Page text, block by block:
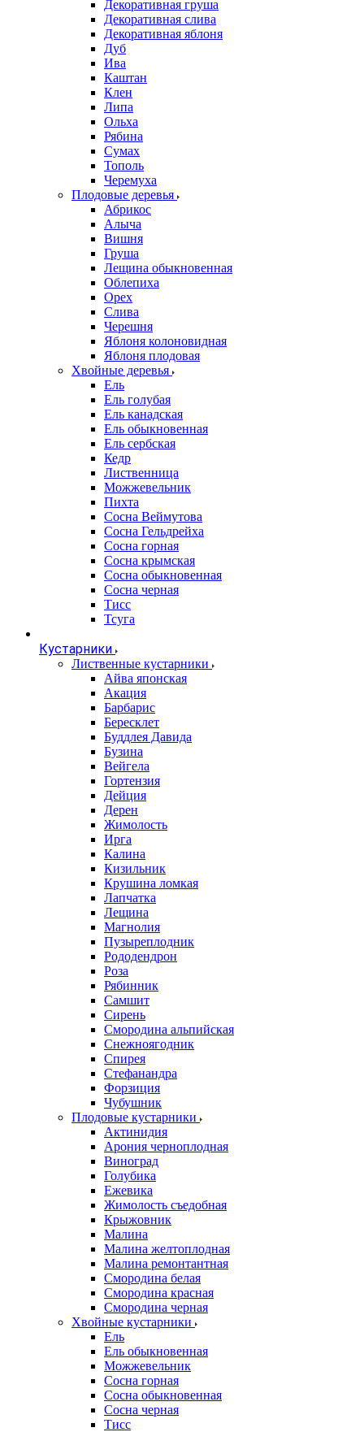
Декоративная груша
Декоративная слива
Декоративная яблоня
Дуб
Ива
Каштан
Клен
Липа
Ольха
Рябина
Сумах
Тополь
Черемуха
Плодовые деревья
Абрикос
Алыча
Вишня
Груша
Лещина обыкновенная
Облепиха
Орех
Слива
Черешня
Яблоня колоновидная
Яблоня плодовая
Хвойные деревья
Ель
Ель голубая
Ель канадская
Ель обыкновенная
Ель сербская
Кедр
Лиственница
Можжевельник
Пихта
Сосна Веймутова
Сосна Гельдрейха
Сосна горная
Сосна крымская
Сосна обыкновенная
Сосна черная
Тисс
Тсуга
Кустарники
Лиственные кустарники
Айва японская
Акация
Барбарис
Бересклет
Буддлея Давида
Бузина
Вейгела
Гортензия
Дейция
Дерен
Жимолость
Ирга
Калина
Кизильник
Крушина ломкая
Лапчатка
Лещина
Магнолия
Пузыреплодник
Рододендрон
Роза
Рябинник
Самшит
Сирень
Смородина альпийская
Снежноягодник
Спирея
Стефанандра
Форзиция
Чубушник
Плодовые кустарники
Актинидия
Арония черноплодная
Виноград
Голубика
Ежевика
Жимолость съедобная
Крыжовник
Малина
Малина желтоплодная
Малина ремонтантная
Смородина белая
Смородина красная
Смородина черная
Хвойные кустарники
Ель
Ель обыкновенная
Можжевельник
Сосна горная
Сосна обыкновенная
Сосна черная
Тисс